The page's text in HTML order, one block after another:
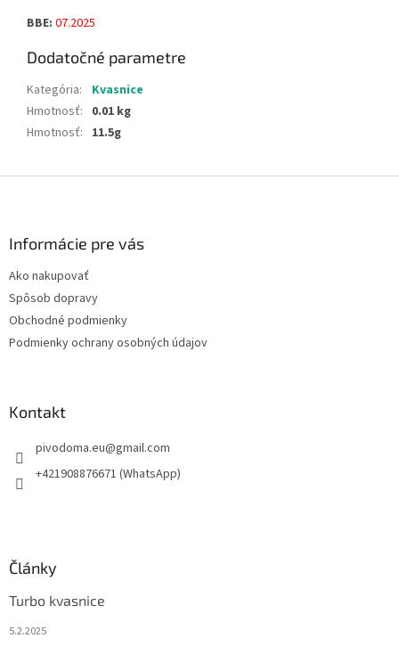
BBE: 07.2025
Dodatočné parametre
Kategória:
Kvasnice
Hmotnosť: 0.01 kg
Hmotnosť: 11.5g
Informácie pre vás
Ako nakupovať
Spôsob dopravy
Obchodné podmienky
Podmienky ochrany osobných údajov
Kontakt
pivodoma.eu@gmail.com
+421908876671 (WhatsApp)
Články
Turbo kvasnice
5.2.2025